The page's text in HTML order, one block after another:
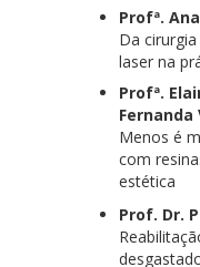
Profª.
Da
laser na
Profª.
Fernanda
Menos é
com
estética
Prof. Dr.